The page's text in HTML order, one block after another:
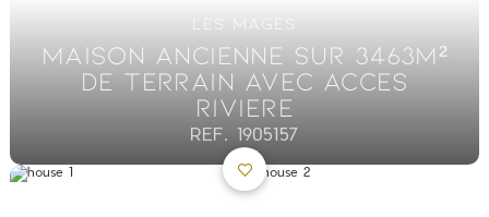
LES MAGES
MAISON ANCIENNE SUR 3463M²
DE TERRAIN AVEC ACCES
RIVIERE
REF. 1905157